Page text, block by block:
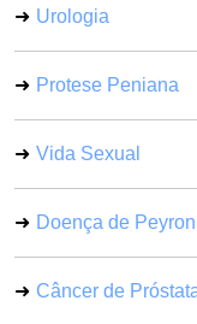
Urologia
Protese Peniana
Vida Sexual
Doença de
Câncer de